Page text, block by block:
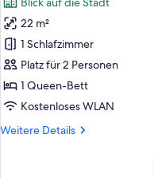
für
Scenery
Lamee
Room
/
Zimmer
22 m²
1 Schlafzimmer
Platz für 2 Personen
1 Queen-Bett
Kostenloses WLAN
Weitere Details
Weitere